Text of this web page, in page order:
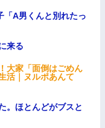
「A男くんと別れたっ
来る
大家「面倒はごめん
活｜ヌルポあんて
。ほとんどがブスと